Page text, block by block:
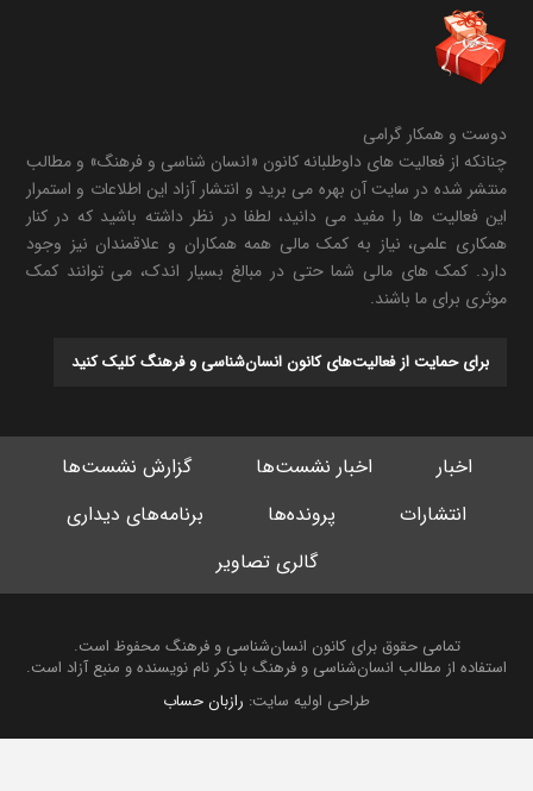
دوست و همکار گرامی
چنانکه از فعالیت های داوطلبانه کانون «انسان شناسی و فرهنگ» و مطالب
منتشر شده در سایت آن بهره می برید و انتشار آزاد این اطلاعات و استمرار
این فعالیت ها را مفید می دانید، لطفا در نظر داشته باشید که در کنار
همکاری علمی، نیاز به کمک مالی همه همکاران و علاقمندان نیز وجود
دارد. کمک های مالی شما حتی در مبالغ بسیار اندک، می توانند کمک
موثری برای ما باشند.
برای حمایت از فعالیت‌های کانون انسان‌شناسی و فرهنگ کلیک کنید
اخبار اخبار نشست‌ها
گزارش نشست‌ها
انتشارات
پرونده‌ها
برنامه‌های دیداری
گالری تصاویر
تمامی حقوق برای کانون انسان‌شناسی و فرهنگ محفوظ است.
استفاده از مطالب انسان‌شناسی و فرهنگ با ذکر نام نویسنده و منبع آزاد است.
طراحی اولیه سایت:رازبان حساب